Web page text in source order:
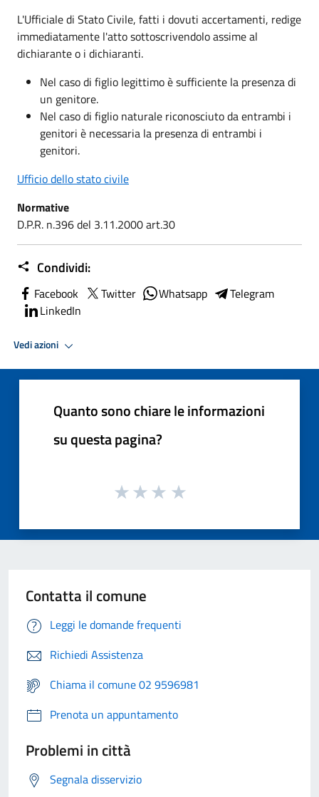
L'Ufficiale di Stato Civile, fatti i dovuti accertamenti, redige
immediatamente l'atto sottoscrivendolo assime al
dichiarante o i dichiaranti.
Nel caso di figlio legittimo è sufficiente la presenza di
un genitore.
Nel caso di figlio naturale riconosciuto da entrambi i
genitori è necessaria la presenza di entrambi i
genitori.
Ufficio dello stato civile
Normative
D.P.R. n.396 del 3.11.2000 art.30
Condividi:
Facebook Twitter Whatsapp
Telegram
LinkedIn
Vedi azioni
Quanto sono chiare le informazioni
su questa pagina?
Contatta il comune
Leggi le domande frequenti
Richiedi Assistenza
Chiama il comune 02 9596981
Prenota un appuntamento
Problemi in città
Segnala disservizio